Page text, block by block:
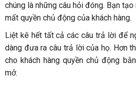
chúng là những câu hỏi đóng. Bạn
mất quyền chủ động của khách hàng.
Liệt kê hết tất cả các câu trả lời để
dàng đưa ra câu trả lời của họ. Hơn
cho khách hàng quyền chủ động
mở.